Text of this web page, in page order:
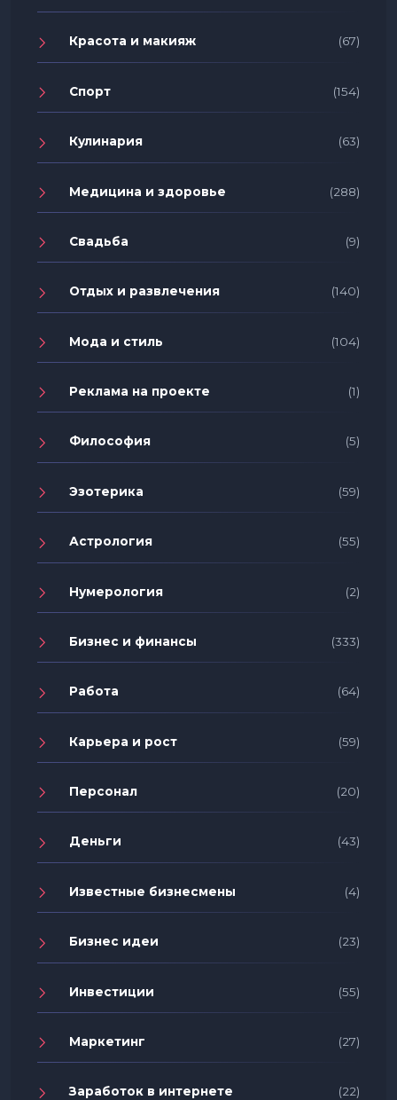
Красота и макияж (67)
Спорт (154)
Кулинария (63)
Медицина и здоровье (288)
Свадьба (9)
Отдых и развлечения (140)
Мода и стиль (104)
Реклама на проекте (1)
Философия (5)
Эзотерика (59)
Астрология (55)
Нумерология (2)
Бизнес и финансы (333)
Работа (64)
Карьера и рост (59)
Персонал (20)
Деньги (43)
Известные бизнесмены (4)
Бизнес идеи (23)
Инвестиции (55)
Маркетинг (27)
Заработок в интернете (22)